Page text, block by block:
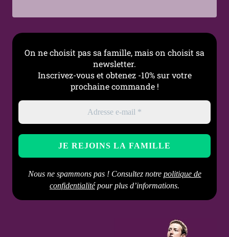
On ne choisit pas sa famille, mais on choisit sa
newsletter.
Inscrivez-vous et obtenez -10% sur votre
prochaine commande !
Nous ne spammons pas ! Consultez notre politique de
confidentialitépour plus d’informations.